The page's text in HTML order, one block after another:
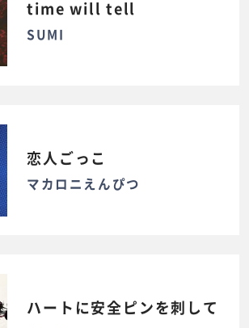
time will tell
SUMI
恋人ごっこ
マカロニえんぴつ
ハートに安全ピンを刺して